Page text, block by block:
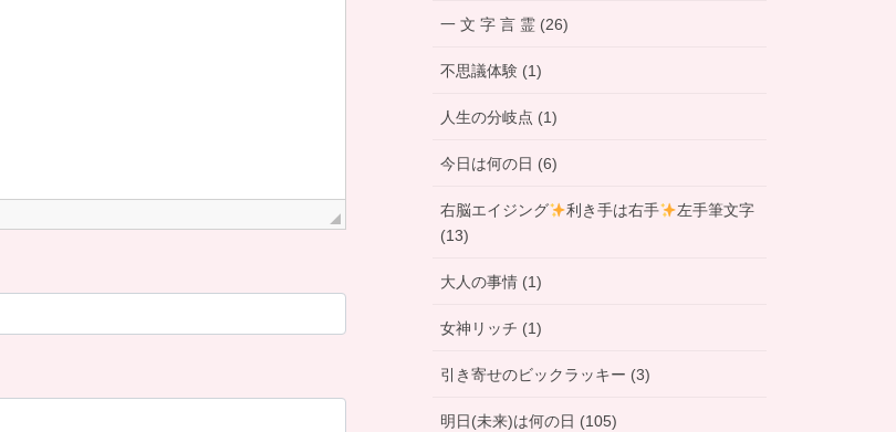
一 文 字 言 霊 (26)
不思議体験 (1)
人生の分岐点 (1)
今日は何の日 (6)
右脳エイジング 利き手は右手
左手筆文字
(13)
大人の事情 (1)
女神リッチ (1)
引き寄せのビックラッキー (3)
明日(未来)は何の日 (105)